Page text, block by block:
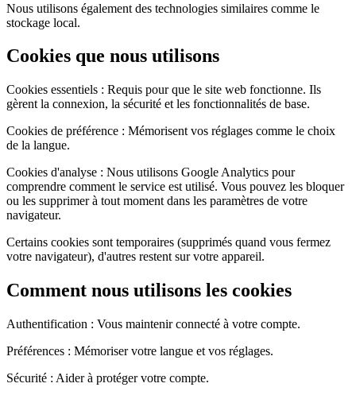
Nous utilisons également des technologies similaires comme le
stockage local.
Cookies que nous utilisons
Cookies essentiels : Requis pour que le site web fonctionne. Ils
gèrent la connexion, la sécurité et les fonctionnalités de base.
Cookies de préférence : Mémorisent vos réglages comme le choix
de la langue.
Cookies d'analyse : Nous utilisons Google Analytics pour
comprendre comment le service est utilisé. Vous pouvez les bloquer
ou les supprimer à tout moment dans les paramètres de votre
navigateur.
Certains cookies sont temporaires (supprimés quand vous fermez
votre navigateur), d'autres restent sur votre appareil.
Comment nous utilisons les cookies
Authentification : Vous maintenir connecté à votre compte.
Préférences : Mémoriser votre langue et vos réglages.
Sécurité : Aider à protéger votre compte.